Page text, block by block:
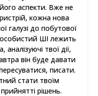
аспекти. Вже не
кожна нова
галузі до побутової
особистий ШІ лежить
твої дії,
він буде давати
писати.
стати твоїм
рішень.